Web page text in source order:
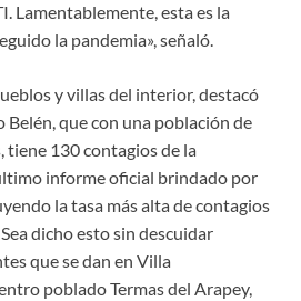
Lamentablemente, esta es la
la pandemia», señaló.
y villas del interior, destacó
Belén, que con una población de
tiene 130 contagios de la
informe oficial brindado por
la tasa más alta de contagios
dicho esto sin descuidar
que se dan en Villa
poblado Termas del Arapey,